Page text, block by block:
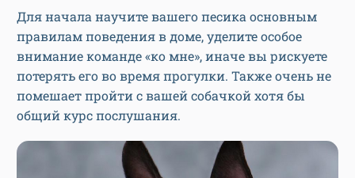
Для начала научите вашего песика основным
правилам поведения в доме, уделите особое
внимание команде «ко мне», иначе вы рискуете
потерять его во время прогулки. Также очень не
помешает пройти с вашей собачкой хотя бы
общий курс послушания.